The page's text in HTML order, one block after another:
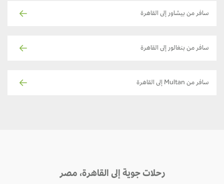
سافر من بيشاور إلى القاهرة
سافر من بنغالور إلى القاهرة
سافر من Multan إلى القاهرة
رحلات جوية إلى القاهرة، مصر